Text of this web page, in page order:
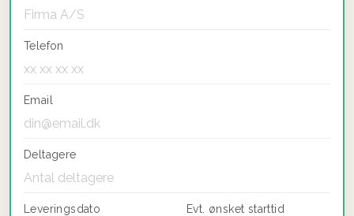
Telefon
Email
Deltagere
Leveringsdato Evt. ønsket starttid